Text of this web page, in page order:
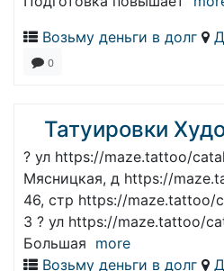
Возьму деньги в долг
0
Татуировки
? ул https://maze.tattoo/
Мясницкая, д https://
46, стр https://maze.tattoo/
3 ? ул https://maze.tattoo/
Большая more
Возьму деньги в долг